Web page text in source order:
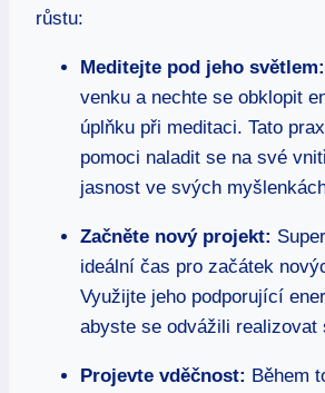
růstu:
Meditejte pod jeho světlem:
venku a nechte se obklopit
úplňku při meditaci. Tato
pomoci naladit se na své
jasnost ve svých
Začněte nový projekt:
ideální čas pro začátek
Využijte jeho podporující
abyste se odvážili realizovat
Projevte vděčnost: Během